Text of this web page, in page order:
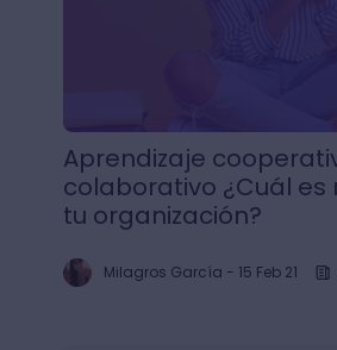
Aprendizaje
colaborativo ¿Cuál
tu organización?
Milagros García - 15 Feb 21